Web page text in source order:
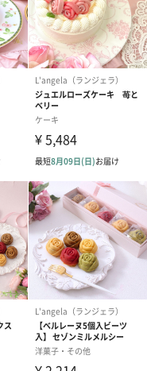
ックス付きです。
り解凍してください。
（ランジェラ）】
、“アンジェラ”から名